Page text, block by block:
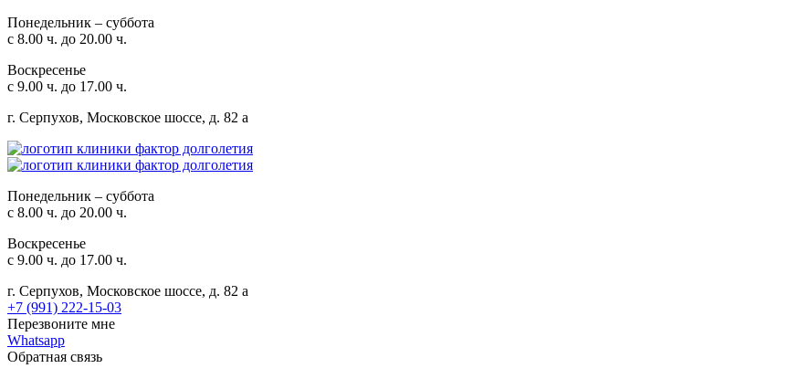
Понедельник – суббота
с 8.00 ч. до 20.00 ч.
Воскресенье
с 9.00 ч. до 17.00 ч.
г. Серпухов, Московское шоссе, д. 82 а
Понедельник – суббота
с 8.00 ч. до 20.00 ч.
Воскресенье
с 9.00 ч. до 17.00 ч.
г. Серпухов, Московское шоссе, д. 82 а
+7 (991) 222-15-03
Перезвоните мне
Whatsapp
Обратная связь